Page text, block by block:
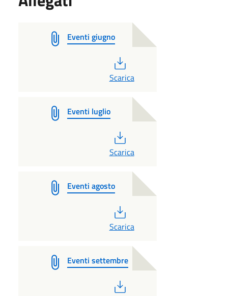
Eventi giugno
Scarica
Eventi luglio
Scarica
Eventi agosto
Scarica
Eventi settembre